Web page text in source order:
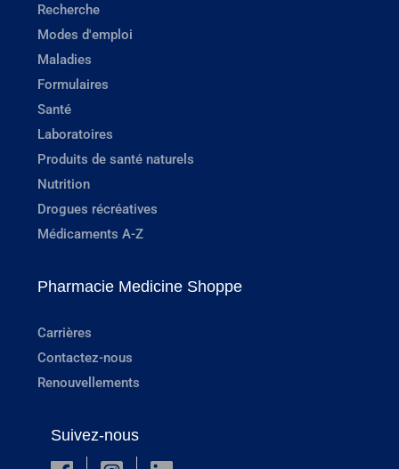
Recherche
Modes d'emploi
Maladies
Formulaires
Santé
Laboratoires
Produits de santé naturels
Nutrition
Drogues récréatives
Médicaments A-Z
Pharmacie Medicine Shoppe
Carrières
Contactez-nous
Renouvellements
Suivez-nous